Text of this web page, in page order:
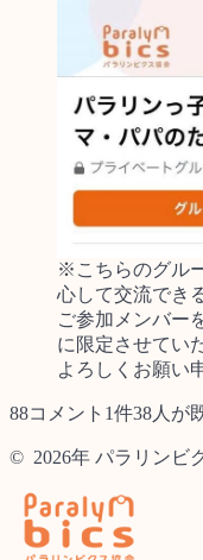
※こちらのグル
心して交流でき
ご参加メンバー
に限定させてい
よろしくお願い
88コメント1件38人が
© 2026年 パラリンビ